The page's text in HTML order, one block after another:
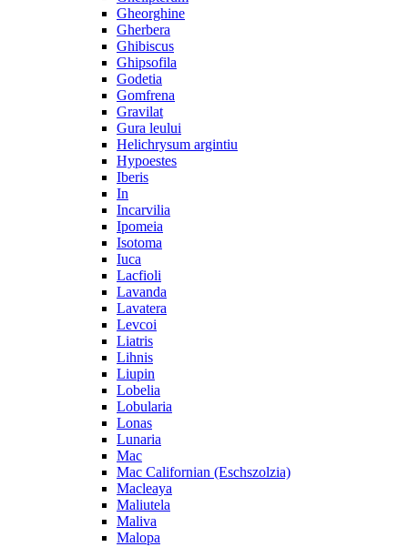
Gheorghine
Gherbera
Ghibiscus
Ghipsofila
Godetia
Gomfrena
Gravilat
Gura leului
Helichrysum argintiu
Hypoestes
Iberis
In
Incarvilia
Ipomeia
Isotoma
Iuca
Lacfioli
Lavanda
Lavatera
Levcoi
Liatris
Lihnis
Liupin
Lobelia
Lobularia
Lonas
Lunaria
Mac
Mac Californian (Eschszolzia)
Macleaya
Maliutela
Maliva
Malopa